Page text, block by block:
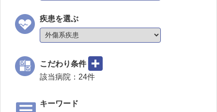
疾患を選ぶ
こだわり条件
該当病院： 24件
キーワード